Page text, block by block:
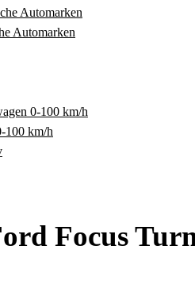
Automarken
Automarken
0-100 km/h
100 km/h
Focus